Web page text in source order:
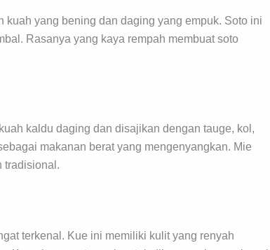
yang bening dan daging yang empuk. Soto ini
Rasanya yang kaya rempah membuat soto
kaldu daging dan disajikan dengan tauge, kol,
makanan berat yang mengenyangkan. Mie
tradisional.
terkenal. Kue ini memiliki kulit yang renyah